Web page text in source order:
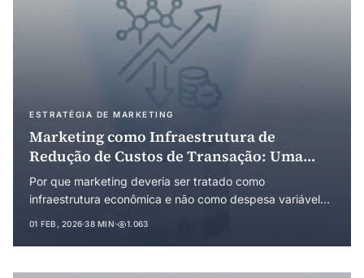
ESTRATÉGIA DE MARKETING
Marketing como Infraestrutura de
Redução de Custos de Transação: Uma
Abordagem pela Economia Institucional
Por que marketing deveria ser tratado como
infraestrutura econômica e não como despesa variável?
marketing reduzem custos de busca, negociação e
01 FEB, 2026·38 MIN· 1.063